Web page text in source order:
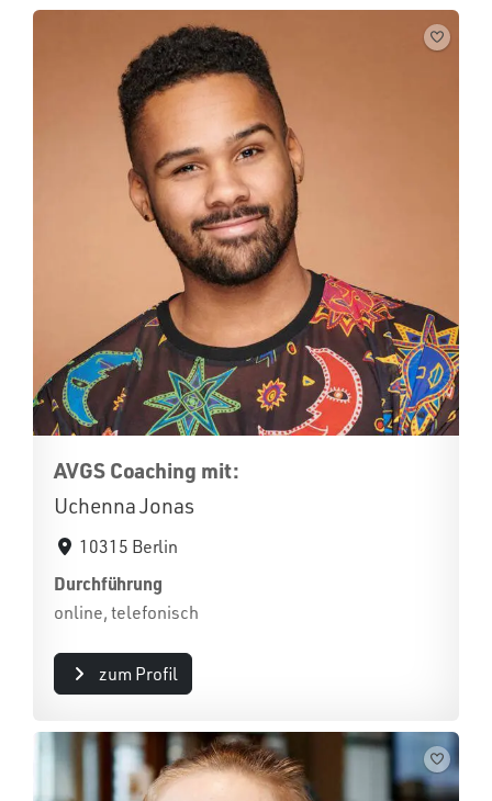
AVGS Coaching mit:
Uchenna Jonas
10315 Berlin
Durchführung
online, telefonisch
zum Profil